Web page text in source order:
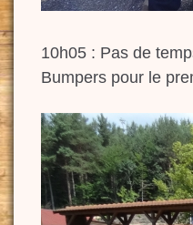
10h05 : Pas de
Bumpers pour le